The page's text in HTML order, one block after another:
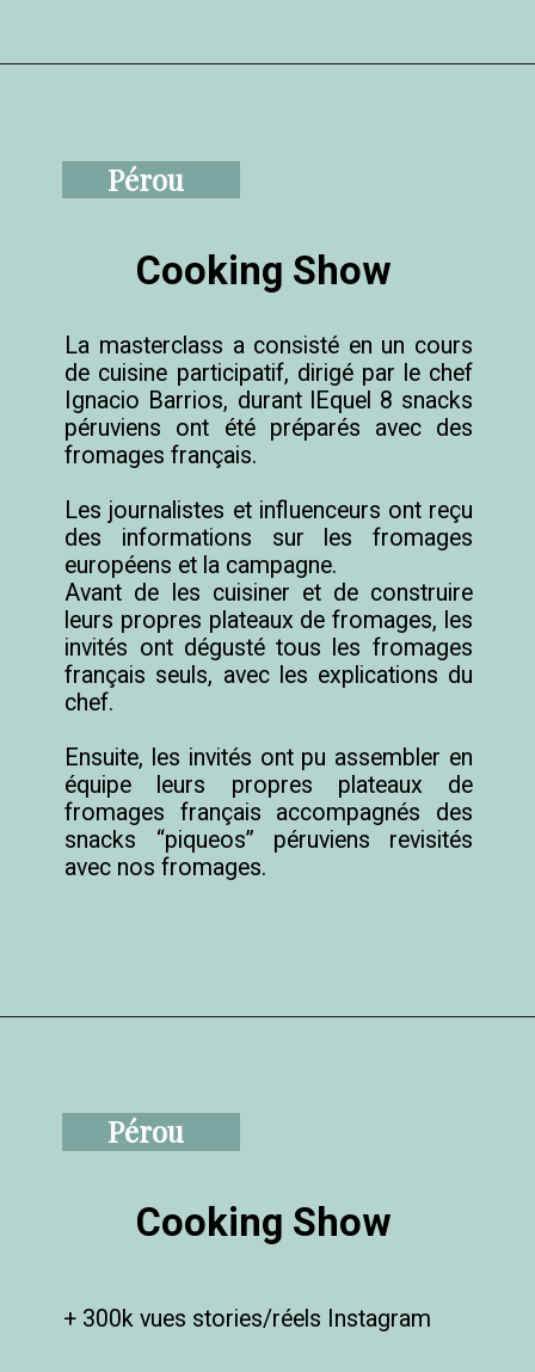
Cooking Show
Pérou
La masterclass a consisté en un cours
de cuisine participatif, dirigé par le chef
Ignacio Barrios, durant lEquel 8 snacks
péruviens ont été préparés avec des
fromages français.
Les journalistes et influenceurs ont reçu
des informations sur les fromages
européens et la campagne.
Avant de les cuisiner et de construire
leurs propres plateaux de fromages, les
invités ont dégusté tous les fromages
français seuls, avec les explications du
chef.
Ensuite, les invités ont pu assembler en
équipe leurs propres plateaux de
fromages français accompagnés des
snacks “piqueos” péruviens revisités
avec nos fromages.
Cooking Show
Pérou
+ 300k vues stories/réels Instagram